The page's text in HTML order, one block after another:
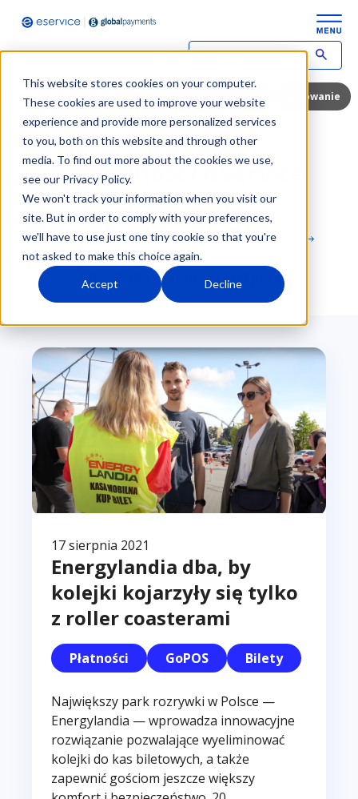
This website stores cookies on your computer.
These cookies are used to improve your website
experience and provide more personalized services
to you, both on this website and through other
media. To find out more about the cookies we use,
see our Privacy Policy.
We won't track your information when you visit our
site. But in order to comply with your preferences,
we'll have to use just one tiny cookie so that you're
not asked to make this choice again.
Accept Decline
pl
p
s
z
w
y
u
k
i
a
n
y
r
m
i
Darmowy terminal płatniczy Zamów kontakt Logowanie
Aktualności eService
(GoPOS)
Strona główna Aktualności eService
Aktualności eService listing page
17 sierpnia 2021
Energylandia dba, by
kolejki kojarzyły się tylko
z roller coasterami
Płatności GoPOS Bilety
Największy park rozrywki w Polsce —
Energylandia — wprowadza innowacyjne
rozwiązanie pozwalające wyeliminować
kolejki do kas biletowych, a także
zapewnić gościom jeszcze większy